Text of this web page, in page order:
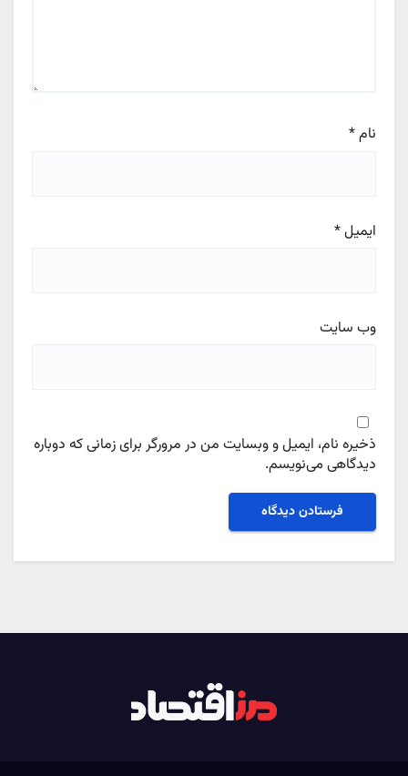
نام*
ایمیل*
وب‌ سایت
ذخیره نام، ایمیل و وبسایت من در مرورگر برای زمانی که دوباره
دیدگاهی می‌نویسم.